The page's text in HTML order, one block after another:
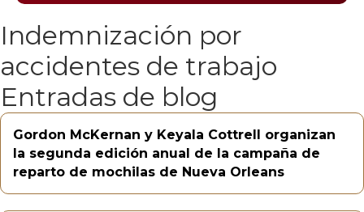
Indemnización por
accidentes de trabajo
Entradas de blog
Gordon McKernan y Keyala Cottrell organizan
la segunda edición anual de la campaña de
reparto de mochilas de Nueva Orleans